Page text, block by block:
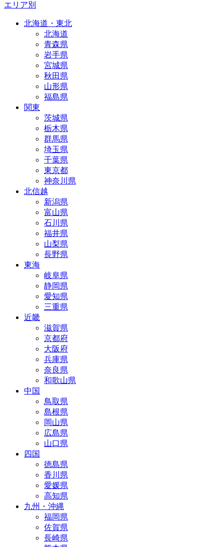
エリア別
北海道・東北
北海道
青森県
岩手県
宮城県
秋田県
山形県
福島県
関東
茨城県
栃木県
群馬県
埼玉県
千葉県
東京都
神奈川県
北信越
新潟県
富山県
石川県
福井県
山梨県
長野県
東海
岐阜県
静岡県
愛知県
三重県
近畿
滋賀県
京都府
大阪府
兵庫県
奈良県
和歌山県
中国
鳥取県
島根県
岡山県
広島県
山口県
四国
徳島県
香川県
愛媛県
高知県
九州・沖縄
福岡県
佐賀県
長崎県